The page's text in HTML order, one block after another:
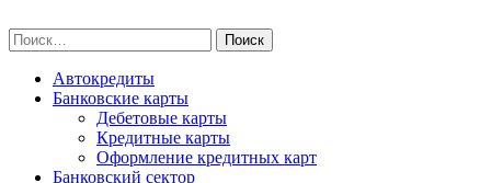
to
content
Найти:
Автокредиты
Банковские карты
Дебетовые карты
Кредитные карты
Оформление кредитных карт
Банковский сектор